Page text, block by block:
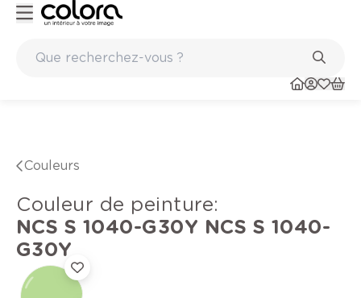
Couleurs
Couleur de peinture:
NCS S 1040-G30Y NCS S 1040-
G30Y